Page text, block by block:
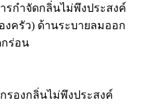
รกำจัดกลิ่นไม่พึงประสงค์
ครัว) ด้านระบายลมออก
กร่อน
กรองกลิ่นไม่พึงประสงค์